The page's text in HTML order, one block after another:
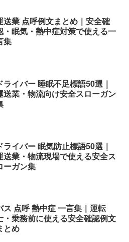
送業 点呼例文まとめ｜安全確
・眠気・熱中症対策で使える一
集
ライバー 睡眠不足標語50選｜
送業・物流向け安全スローガン
ライバー 眠気防止標語50選｜
送業・物流現場で使える安全ス
ーガン集
ス 点呼 熱中症 一言集｜運転
・乗務前に使える安全確認例文
とめ